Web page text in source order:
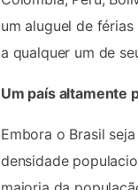
um aluguel de
a qualquer um de
Um país altamente
Embora o Brasil
densidade